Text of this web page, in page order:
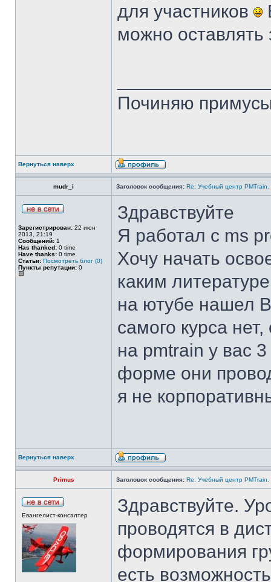
для участников
можно оставлять
Починяю
Вернуться наверх
mudr_i Заголовок сообщения: Re: Учебный центр
Зарегистрирован: 22 июн
2013, 21:19
Сообщений: 1
Has thanked: 0 time
Have thanks: 0 time
Статьи: Посмотреть блог (0)
Пункты репутации: 0
Здравствуйте
Я работал с ms
Хочу начать
каким
на ютубе нашел
самого курса
на pmtrain у вас
форме они
я не
Вернуться наверх
Primus Заголовок сообщения: Re: Учебный центр
Евангелист-консалтер
Здравствуйте.
проводятся в
формирования
есть